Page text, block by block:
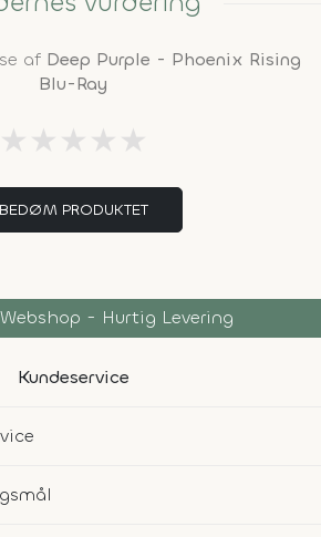
af Deep Purple - Phoenix Rising
Blu-Ray
★ ★ ★ ★ ★
BEDØM PRODUKTET
- Hurtig Levering
Kundeservice